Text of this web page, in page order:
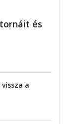
és
a